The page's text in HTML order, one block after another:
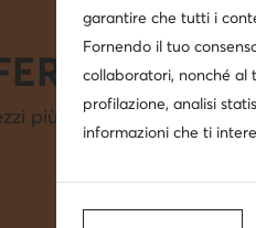
più bassi
garantire che tutti i
Fornendo il tuo
collaboratori, nonché
profilazione, analisi
informazioni che ti